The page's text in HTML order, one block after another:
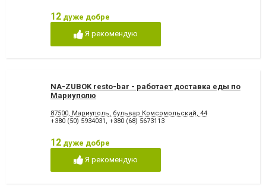
12 дуже добре
Я рекомендую
NA-ZUBOK resto-bar - работает доставка еды по
Мариуполю
87500, Мариуполь, бульвар Комсомольский, 44
+380 (50) 5934031 , +380 (68) 5673113
12 дуже добре
Я рекомендую